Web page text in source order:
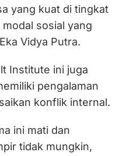
yang kuat di tingkat
sosial yang
Vidya Putra.
Institute ini juga
pengalaman
konflik internal.
ini mati dan
tidak mungkin,